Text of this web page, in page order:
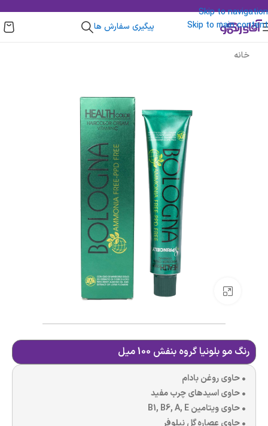
Skip to navigation
Skip to main content
پیگیری سفارش ها
خانه
رنگ مو بلونیا گروه بنفش 100 میل
• حاوی روغن بادام
• حاوی اسیدهای چرب مفید
• حاوی ویتامین B1, B6, A, E
• حاوی عصاره گل نیلوفر